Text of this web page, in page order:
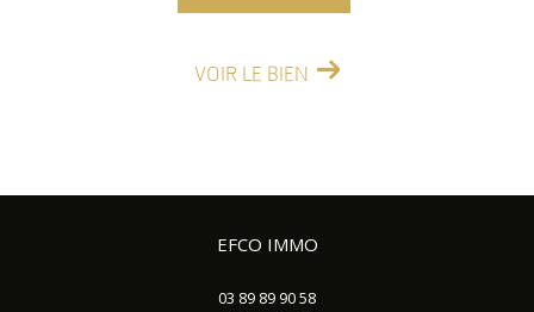
VOIR LE BIEN
EFCO IMMO
03 89 89 90 58